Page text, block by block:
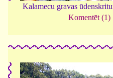
Kalamecu gravas
Komentēt (1)